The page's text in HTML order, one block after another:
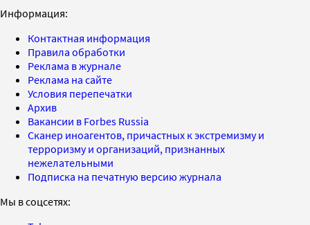
Информация:
Контактная информация
Правила обработки
Реклама в журнале
Реклама на сайте
Условия перепечатки
Архив
Вакансии в Forbes Russia
Сканер иноагентов, причастных к экстремизму и
терроризму и организаций, признанных
нежелательными
Подписка на печатную версию журнала
Мы в соцсетях: